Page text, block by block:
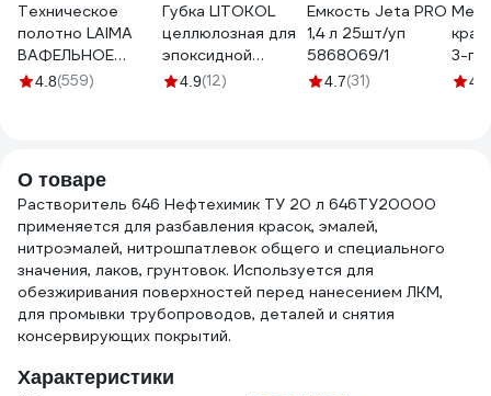
Техническое
полотно LAIMA
ВАФЕЛЬНОЕ
отбеленное,
4.8(559)
Губка LITOKOL
целлюлозная для
эпоксидной
затирки
4.9(12)
Емкость Jeta PRO
1,4 л 25шт/уп
5868069/1
4.7(31)
3-
4.7
О товаре
Растворитель 646 Нефтехимик ТУ 20 л 646ТУ20000
применяется для разбавления красок, эмалей,
нитроэмалей, нитрошпатлевок общего и специального
значения, лаков, грунтовок. Используется для
обезжиривания поверхностей перед нанесением ЛКМ,
для промывки трубопроводов, деталей и снятия
консервирующих покрытий.
Характеристики